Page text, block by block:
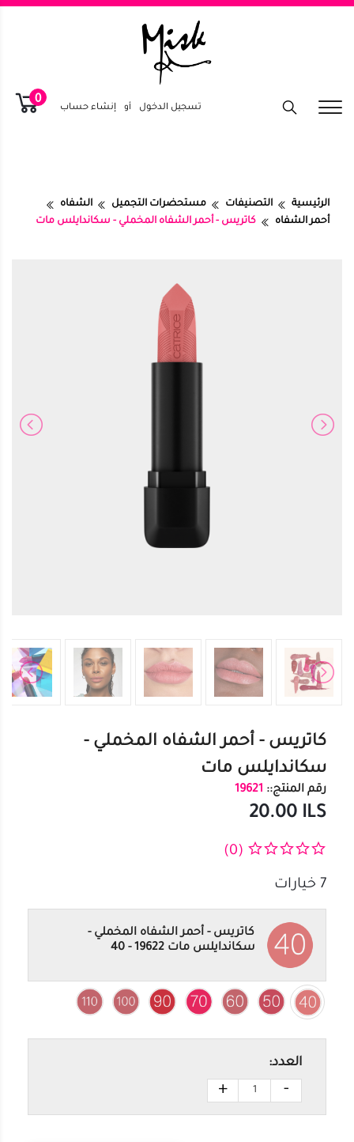
تسجيل الدخول أو إنشاء حساب
0
الرئيسية التصنيفات مستحضرات التجميل
الشفاه
أحمر الشفاه
كاتريس - أحمر الشفاه المخملي - سكاندايلس مات
كاتريس - أحمر الشفاه المخملي -
سكاندايلس مات
رقم المنتج:: 19621
20.00 ILS
(0)
7 خيارات
كاتريس - أحمر الشفاه المخملي -
سكاندايلس مات 19622 - 40
العدد:
-
+